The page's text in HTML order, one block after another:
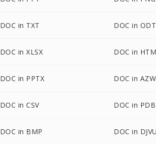
DOC in TXT DOC in ODT
DOC in XLSX DOC in
DOC in PPTX DOC in
DOC in CSV DOC in PDB
DOC in BMP DOC in DJVU